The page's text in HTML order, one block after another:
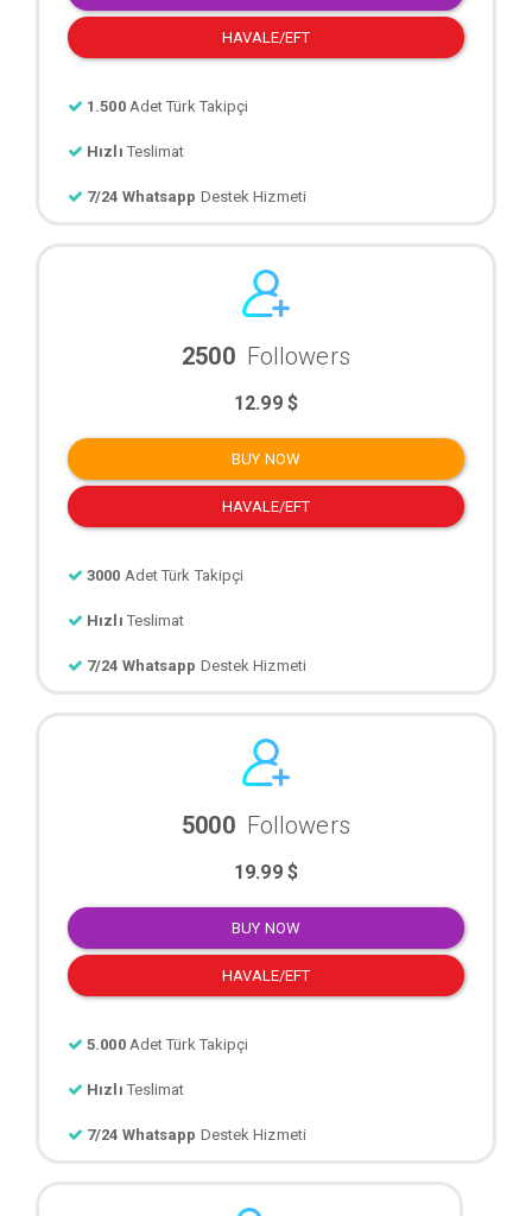
HAVALE/EFT
1.500 Adet Türk Takipçi
Hızlı Teslimat
7/24 Whatsapp Destek Hizmeti
2500 Followers
12.99 $
BUY NOW
HAVALE/EFT
3000 Adet Türk Takipçi
Hızlı Teslimat
7/24 Whatsapp Destek Hizmeti
5000 Followers
19.99 $
BUY NOW
HAVALE/EFT
5.000 Adet Türk Takipçi
Hızlı Teslimat
7/24 Whatsapp Destek Hizmeti